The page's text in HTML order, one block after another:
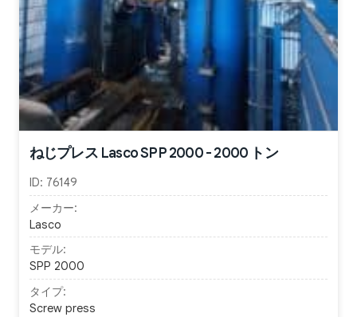
ねじプレス Lasco SPP 2000 - 2000 トン
ID: 76149
メーカー:
Lasco
モデル:
SPP 2000
タイプ:
Screw press